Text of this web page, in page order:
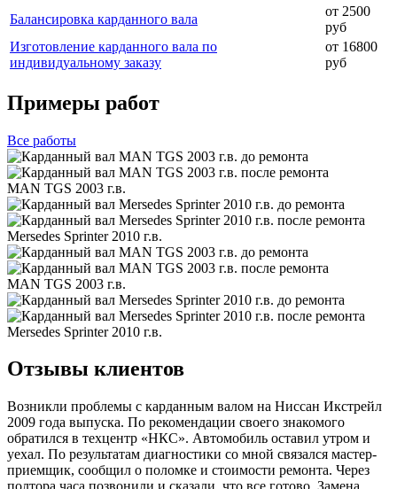
Балансировка карданного вала
от 2500
руб
Изготовление карданного вала по
индивидуальному заказу
от 16800
руб
Примеры работ
Все работы
MAN TGS 2003 г.в.
Mersedes Sprinter 2010 г.в.
MAN TGS 2003 г.в.
Mersedes Sprinter 2010 г.в.
Отзывы клиентов
Возникли проблемы с карданным валом на Ниссан Икстрейл
2009 года выпуска. По рекомендации своего знакомого
обратился в техцентр «НКС». Автомобиль оставил утром и
уехал. По результатам диагностики со мной связался мастер-
приемщик, сообщил о поломке и стоимости ремонта. Через